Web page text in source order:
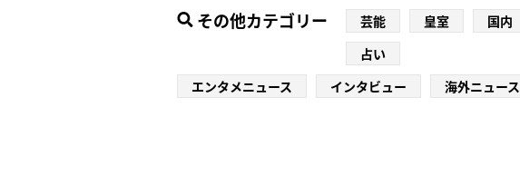
その他カテゴリー 芸能 皇室 国内
占い
エンタメニュース
インタビュー 海外ニュース